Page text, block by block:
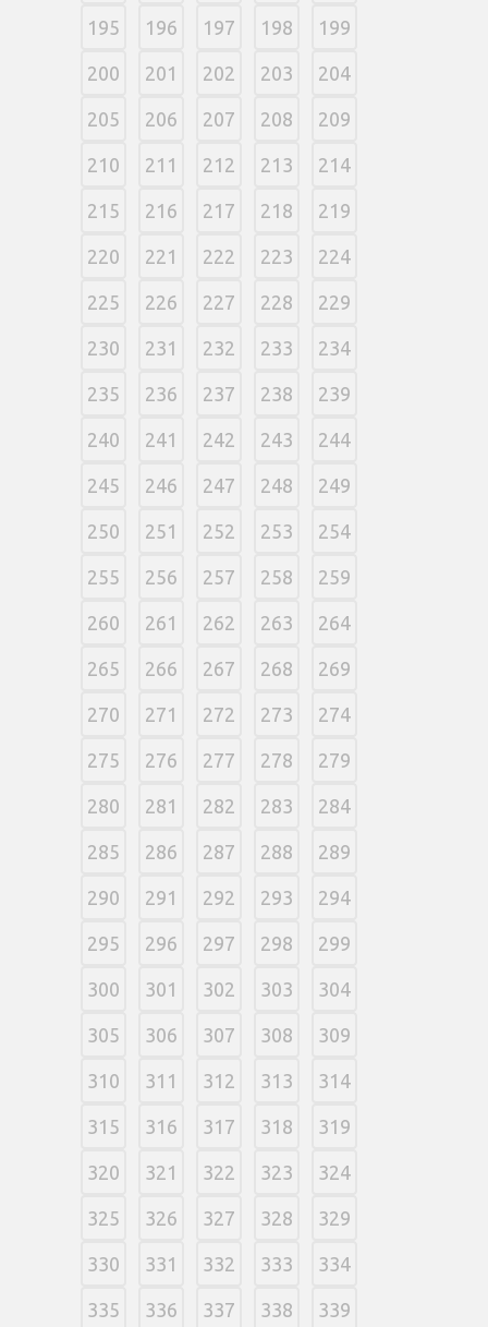
195 196 197 198 199
200 201 202 203 204
205 206 207 208 209
210 211 212 213 214
215 216 217 218 219
220 221 222 223 224
225 226 227 228 229
230 231 232 233 234
235 236 237 238 239
240 241 242 243 244
245 246 247 248 249
250 251 252 253 254
255 256 257 258 259
260 261 262 263 264
265 266 267 268 269
270 271 272 273 274
275 276 277 278 279
280 281 282 283 284
285 286 287 288 289
290 291 292 293 294
295 296 297 298 299
300 301 302 303 304
305 306 307 308 309
310 311 312 313 314
315 316 317 318 319
320 321 322 323 324
325 326 327 328 329
330 331 332 333 334
335 336 337 338 339